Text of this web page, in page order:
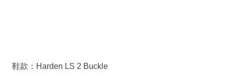
鞋款：Harden LS 2 Buckle